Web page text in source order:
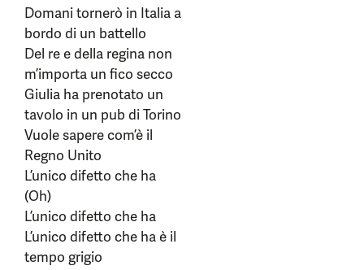
Domani tornerò in Italia a
bordo di un battello
Del re e della regina non
m’importa un fico secco
Giulia ha prenotato un
tavolo in un pub di Torino
Vuole sapere com’è il
Regno Unito
L’unico difetto che ha
(Oh)
L’unico difetto che ha
L’unico difetto che ha è il
tempo grigio